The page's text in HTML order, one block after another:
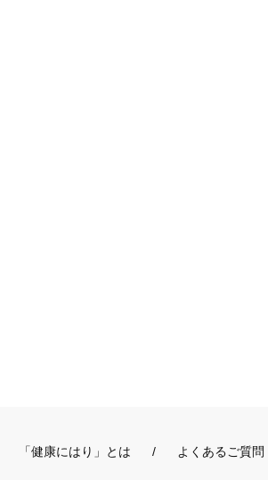
「健康にはり」とは よくあるご質問